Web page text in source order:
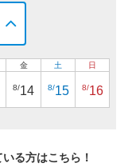
金
8/14
土
8/15
日
8/16
る方はこちら！